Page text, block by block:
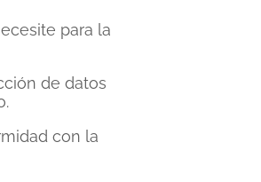
para la
de datos
con la